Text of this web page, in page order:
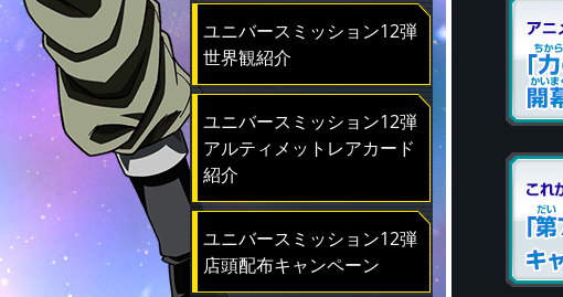
ユニバースミッション12弾
世界観紹介
ユニバースミッション12弾
アルティメットレアカード
紹介
ユニバースミッション12弾
店頭配布キャンペーン